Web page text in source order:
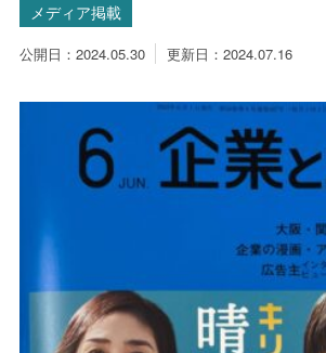
メディア掲載
公開日：2024.05.30 更新日：2024.07.16